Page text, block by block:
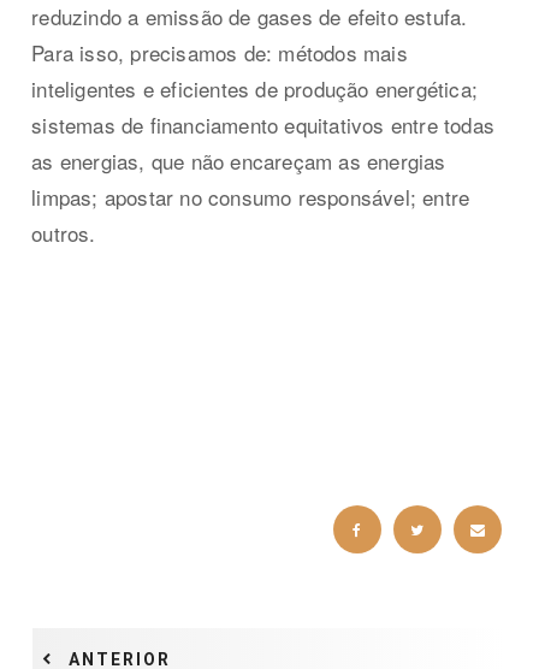
reduzindo a emissão de gases de efeito estufa.
Para isso, precisamos de: métodos mais
inteligentes e eficientes de produção energética;
sistemas de financiamento equitativos entre todas
as energias, que não encareçam as energias
limpas; apostar no consumo responsável; entre
outros.
ANTERIOR